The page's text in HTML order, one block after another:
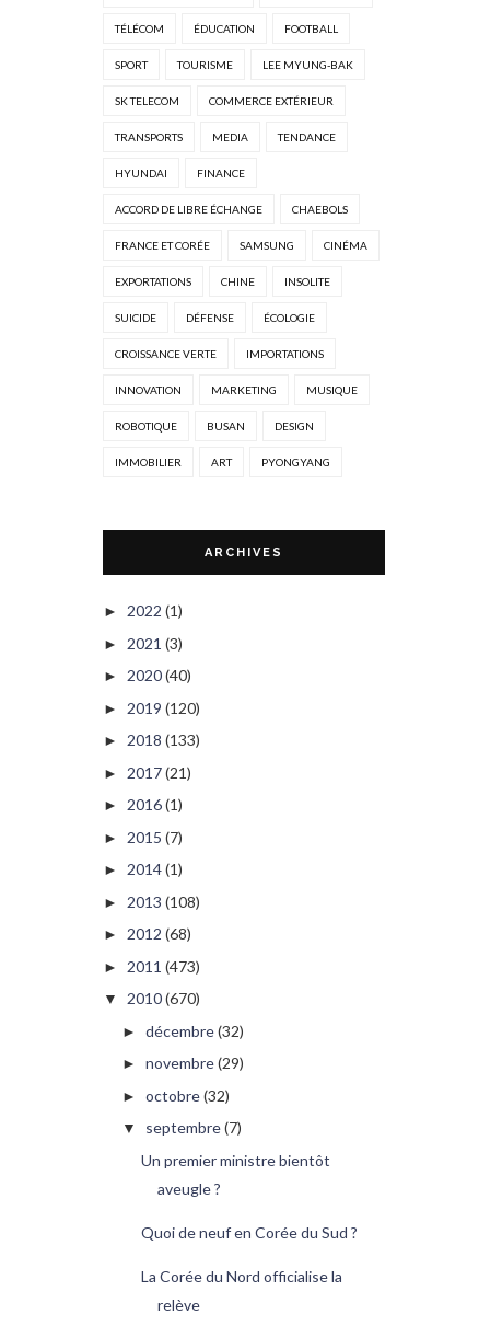
TÉLÉCOM ÉDUCATION FOOTBALL
SPORT TOURISME LEE MYUNG-BAK
SK TELECOM COMMERCE EXTÉRIEUR
TRANSPORTS MEDIA TENDANCE
HYUNDAI FINANCE
ACCORD DE LIBRE ÉCHANGE CHAEBOLS
FRANCE ET CORÉE SAMSUNG CINÉMA
EXPORTATIONS CHINE INSOLITE
SUICIDE DÉFENSE ÉCOLOGIE
CROISSANCE VERTE IMPORTATIONS
INNOVATION MARKETING MUSIQUE
ROBOTIQUE BUSAN DESIGN
IMMOBILIER ART PYONGYANG
ARCHIVES
► 2022 (1)
► 2021 (3)
► 2020(40)
► 2019 (120)
► 2018 (133)
► 2017(21)
► 2016(1)
► 2015 (7)
► 2014(1)
► 2013 (108)
► 2012 (68)
► 2011 (473)
▼ 2010(670)
► décembre(32)
► novembre(29)
► octobre(32)
▼ septembre(7)
Un premier ministre bientôt
aveugle ?
Quoi de neuf en Corée du Sud ?
La Corée du Nord officialise la
relève